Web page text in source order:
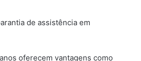
de assistência em
oferecem vantagens como